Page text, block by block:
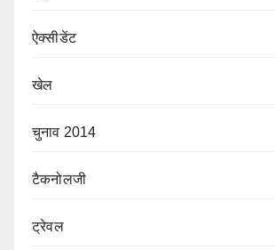
ऐक्सीडेंट
खेल
चुनाव 2014
टैकनोलजी
ट्रेवल